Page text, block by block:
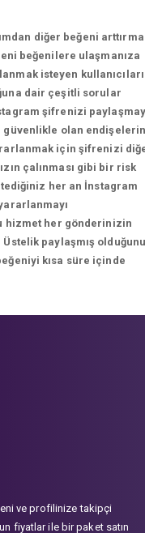
diğer beğeni arttırma
beğenilere ulaşmanıza
isteyen
dair çeşitli sorular
şifrenizi
güvenlikle olan
için şifrenizi
çalınması gibi bir risk
her an İnstagram
hizmet her gönderinizin
paylaşmış
kısa süre içinde
ve profilinize takipçi
fiyatlar ile bir paket satın